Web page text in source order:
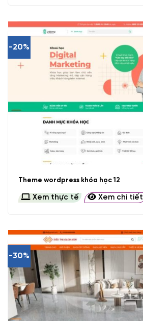
-20%
Theme wordpress khóa học 12
Xem thực tế Xem chi tiết
-30%